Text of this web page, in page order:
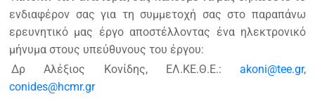
ενδιαφέρον σας για τη συμμετοχή σας στο παραπάνω
ερευνητικό μας έργο αποστέλλοντας ένα ηλεκτρονικό
μήνυμα στους υπεύθυνους του έργου:
Δρ Αλέξιος Κονίδης, ΕΛ.ΚΕ.Θ.Ε.: akoni@tee.gr,
conides@hcmr.gr